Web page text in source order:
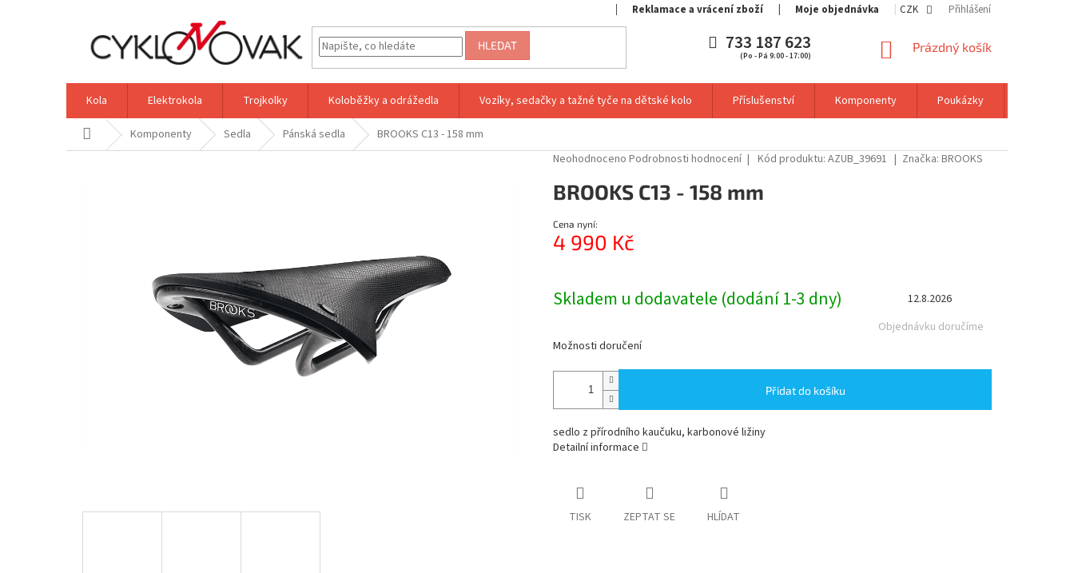
Reklamace a vrácení zboží Moje objednávka CZK Přihlášení
HLEDAT 733 187 623
(Po - Pá 9:00 - 17:00)
NÁKUPNÍ
Prázdný košík
Kola Elektrokola Trojkolky Koloběžky a odrážedla Vozíky, sedačky a tažné tyče na dětské kolo Příslušenství Komponenty Poukázky
Domů Komponenty Sedla Pánská sedla
BROOKS C13 - 158 mm
Průměrné
produktu
je
0,0
z
5
Neohodnoceno Podrobnosti hodnocení Kód produktu: AZUB_39691 Značka:BROOKS
BROOKS C13 - 158 mm
Cena nyní:
4 990 Kč
Skladem u dodavatele (dodání 1-3 dny)
12.8.2026
Objednávku doručíme
Možnosti doručení
Přidat do košíku
sedlo z přírodního kaučuku, karbonové ližiny
Detailní informace
TISK ZEPTAT SE HLÍDAT